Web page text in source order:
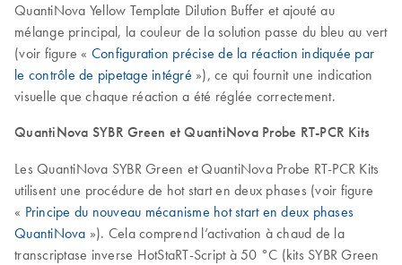
QuantiNova Yellow Template Dilution Buffer et ajouté au
mélange principal, la couleur de la solution passe du bleu au vert
(voir figure « Configuration précise de la réaction indiquée par
le contrôle de pipetage intégré »), ce qui fournit une indication
visuelle que chaque réaction a été réglée correctement.
QuantiNova SYBR Green et QuantiNova Probe RT-PCR Kits
Les QuantiNova SYBR Green et QuantiNova Probe RT-PCR Kits
utilisent une procédure de hot start en deux phases (voir figure
« Principe du nouveau mécanisme hot start en deux phases
QuantiNova »). Cela comprend l’activation à chaud de la
transcriptase inverse HotStaRT-Script à 50 °C (kits SYBR Green